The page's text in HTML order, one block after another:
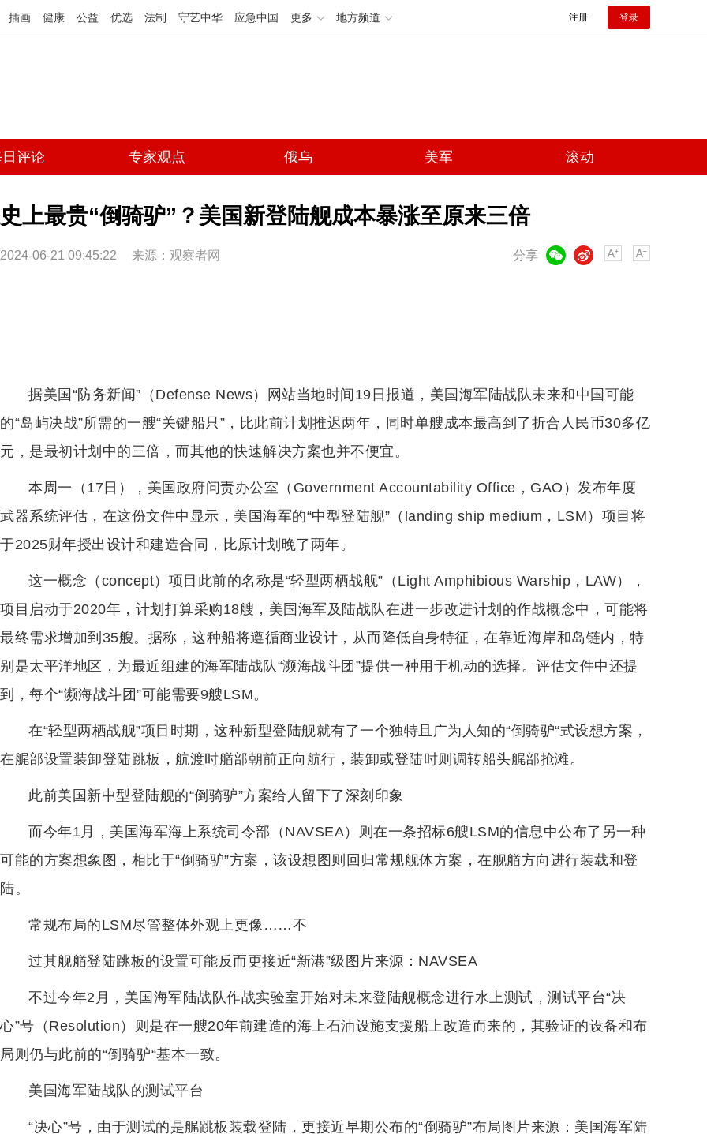
插画 健康 公益 优选 法制 守艺中华 应急中国 更多 地方频道 注册 登录
评论 专家观点 俄乌 美军 滚动
史上最贵“倒骑驴”？美国新登陆舰成本暴涨至原来三倍
2024-06-21 09:45:22 来源： 观察者网 分享
微博
据美国“防务新闻”（Defense News）网站当地时间19日报道，美国海军陆战队未来和中国可能
的“岛屿决战”所需的一艘“关键船只”，比此前计划推迟两年，同时单艘成本最高到了折合人民币30多亿
元，是最初计划中的三倍，而其他的快速解决方案也并不便宜。
本周一（17日），美国政府问责办公室（Government Accountability Office，GAO）发布年度
武器系统评估，在这份文件中显示，美国海军的“中型登陆舰”（landing ship medium，LSM）项目将
于2025财年授出设计和建造合同，比原计划晚了两年。
这一概念（concept）项目此前的名称是“轻型两栖战舰”（Light Amphibious Warship，LAW），
项目启动于2020年，计划打算采购18艘，美国海军及陆战队在进一步改进计划的作战概念中，可能将
最终需求增加到35艘。据称，这种船将遵循商业设计，从而降低自身特征，在靠近海岸和岛链内，特
别是太平洋地区，为最近组建的海军陆战队“濒海战斗团”提供一种用于机动的选择。评估文件中还提
到，每个“濒海战斗团”可能需要9艘LSM。
在“轻型两栖战舰”项目时期，这种新型登陆舰就有了一个独特且广为人知的“倒骑驴“式设想方案，
在艉部设置装卸登陆跳板，航渡时艏部朝前正向航行，装卸或登陆时则调转船头艉部抢滩。
此前美国新中型登陆舰的“倒骑驴”方案给人留下了深刻印象
而今年1月，美国海军海上系统司令部（NAVSEA）则在一条招标6艘LSM的信息中公布了另一种
可能的方案想象图，相比于“倒骑驴”方案，该设想图则回归常规舰体方案，在舰艏方向进行装载和登
陆。
常规布局的LSM尽管整体外观上更像……不
过其舰艏登陆跳板的设置可能反而更接近“新港”级图片来源：NAVSEA
不过今年2月，美国海军陆战队作战实验室开始对未来登陆舰概念进行水上测试，测试平台“决
心”号（Resolution）则是在一艘20年前建造的海上石油设施支援船上改造而来的，其验证的设备和布
局则仍与此前的“倒骑驴“基本一致。
美国海军陆战队的测试平台
“决心”号，由于测试的是艉跳板装载登陆，更接近早期公布的“倒骑驴”布局图片来源：美国海军陆